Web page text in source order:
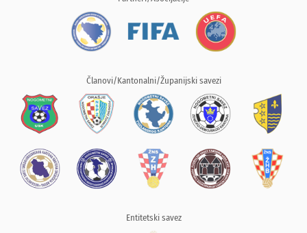
Članovi/Kantonalni/Županijski savezi
Entitetski savez